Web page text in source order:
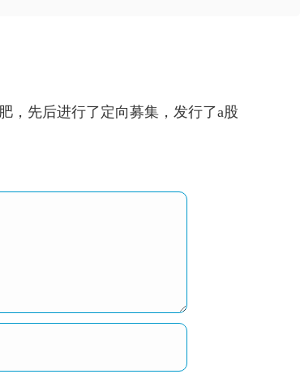
，先后进行了定向募集，发行了a股